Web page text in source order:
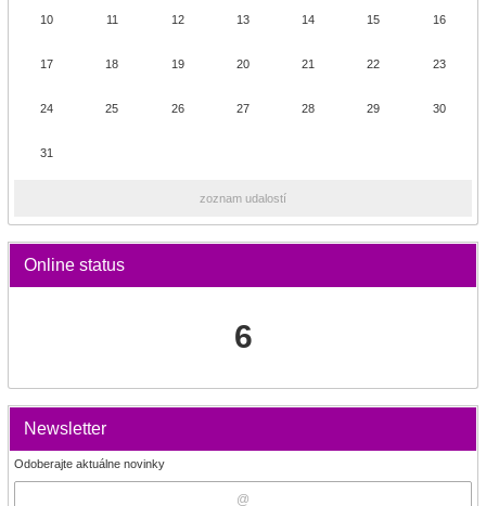
10 11 12 13 14 15 16
17 18 19 20 21 22 23
24 25 26 27 28 29 30
31
zoznam udalostí
Online status
6
Newsletter
Odoberajte aktuálne novinky